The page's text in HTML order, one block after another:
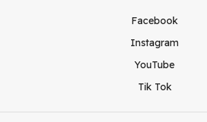
Facebook
Instagram
YouTube
Tik Tok